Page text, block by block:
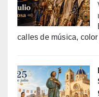
calles de música,